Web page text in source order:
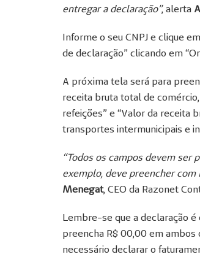
entregar a declaração”, alerta
Informe o seu CNPJ e clique
de declaração” clicando em
A próxima tela será para
receita bruta total de
refeições” e “Valor da receita
transportes intermunicipais e
“Todos os campos devem ser
exemplo, deve preencher
Menegat, CEO da Razonet
Lembre-se que a declaração
preencha R$ 00,00 em ambos
necessário declarar o